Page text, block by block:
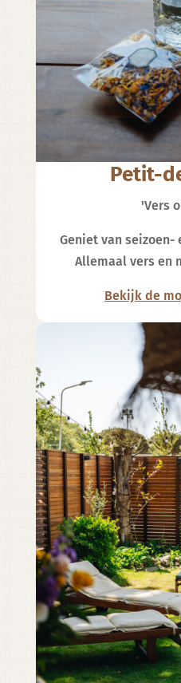
Petit-
'Vers
Geniet van
Allemaal vers en
Bekijk de